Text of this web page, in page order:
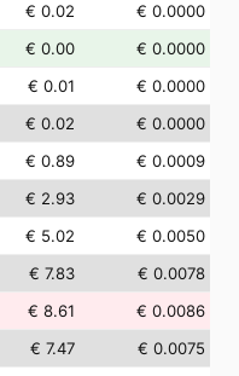
€ 0.02
€ 0.0000
€ 0.00
€ 0.0000
€ 0.01
€ 0.0000
€ 0.02
€ 0.0000
€ 0.89
€ 0.0009
€ 2.93
€ 0.0029
€ 5.02
€ 0.0050
€ 7.83
€ 0.0078
€ 8.61
€ 0.0086
€ 7.47
€ 0.0075